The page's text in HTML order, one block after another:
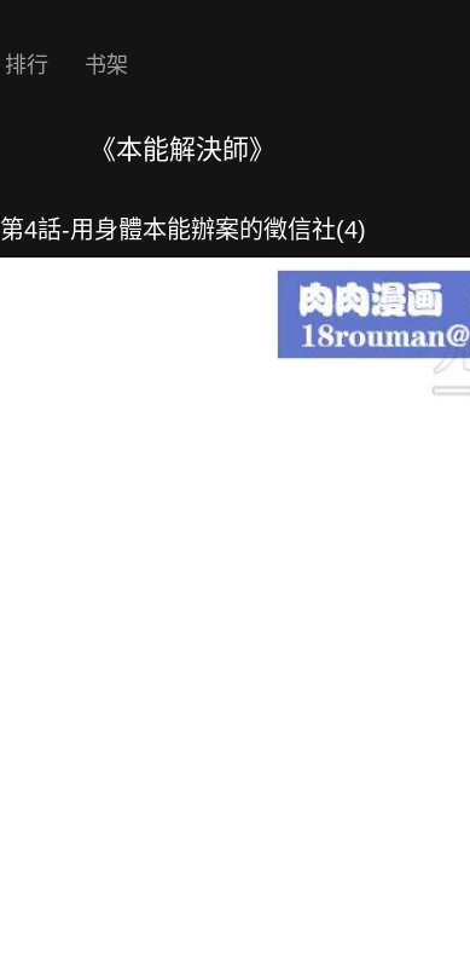
排行 书架
《本能解決師》
第4話-用身體本能辦案的徵信社(4)